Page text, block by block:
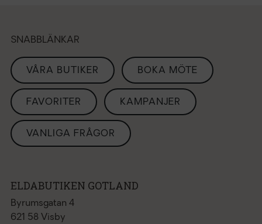
SNABBLÄNKAR
VÅRA BUTIKER BOKA MÖTE
FAVORITER KAMPANJER
VANLIGA FRÅGOR
ELDABUTIKEN GOTLAND
Byrumsgatan 4
621 58 Visby